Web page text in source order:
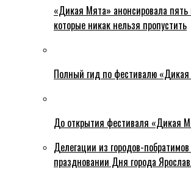
«Дикая Мята» анонсировала
которые никак нельзя пропустить
Полный гид по фестивалю
До открытия фестиваля «Дикая
Делегации из городов-
праздновании Дня города